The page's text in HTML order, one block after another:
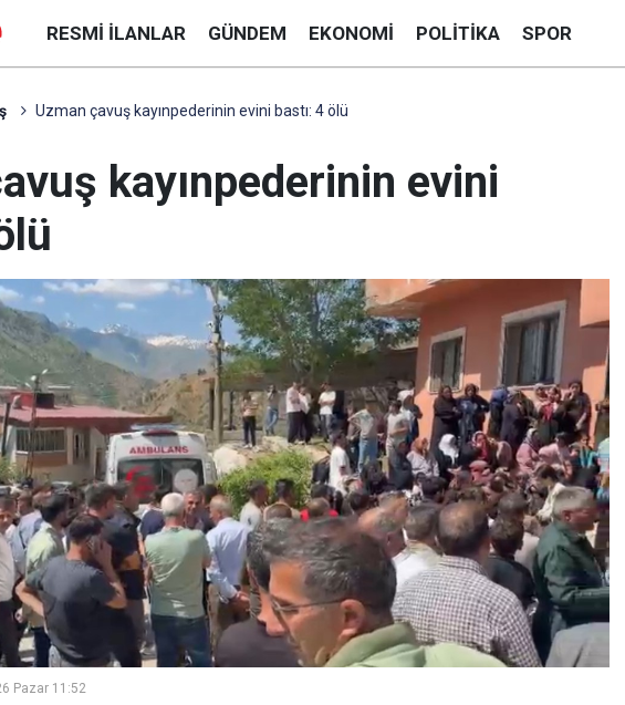
RESMI İLANLAR GÜNDEM EKONOMI POLITIKA SPOR
Uzman çavuş kayınpederinin evini bastı: 4 ölü
kayınpederinin evini
Pazar 11:52